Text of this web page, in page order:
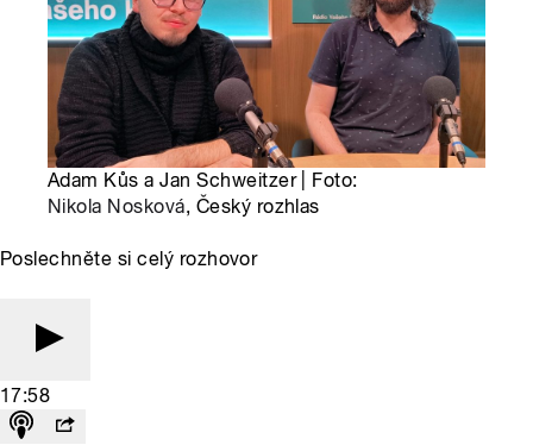
Adam Kůs a Jan Schweitzer | Foto:
Nikola Nosková, Český rozhlas
Poslechněte si celý rozhovor
17:58